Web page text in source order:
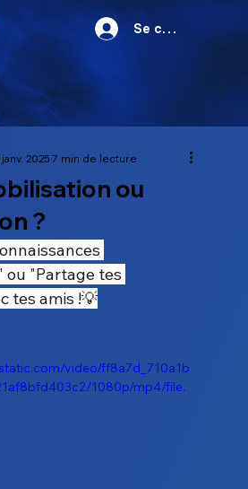
Se connecter
ou
?
20257 min de lecture
ou "Partage tes
tes amis !💡
video/ff8a7d_710a1b
1080p/mp4/file.